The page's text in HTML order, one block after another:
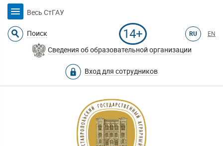
Весь СтГАУ
Поиск 14+ RU EN
Сведения об образовательной организации
Вход для сотрудников